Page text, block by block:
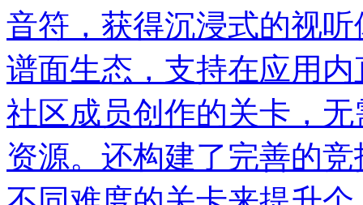
音符，获得沉浸式的视
谱面生态，支持在应用
社区成员创作的关卡，
资源。还构建了完善的